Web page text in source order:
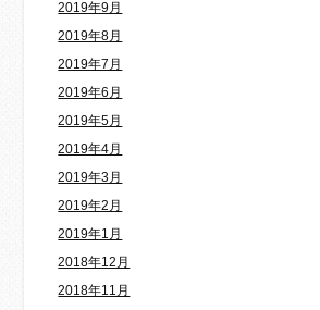
2019年9月
2019年8月
2019年7月
2019年6月
2019年5月
2019年4月
2019年3月
2019年2月
2019年1月
2018年12月
2018年11月